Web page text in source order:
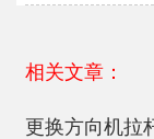
相关文章：
更换方向机拉